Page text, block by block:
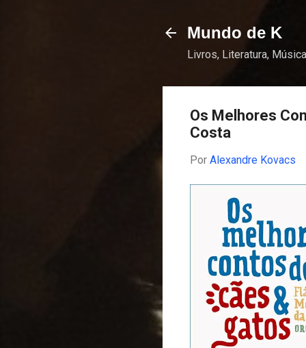
Mundo de K
Livros, Literatura,
Os Melhores
Costa
Por Alexandre Kovacs